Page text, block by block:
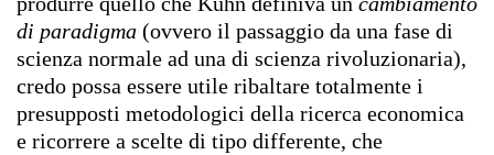
di paradigma (ovvero il passaggio da una fase di
scienza normale ad una di scienza rivoluzionaria),
credo possa essere utile ribaltare totalmente i
presupposti metodologici della ricerca economica
e ricorrere a scelte di tipo differente, che